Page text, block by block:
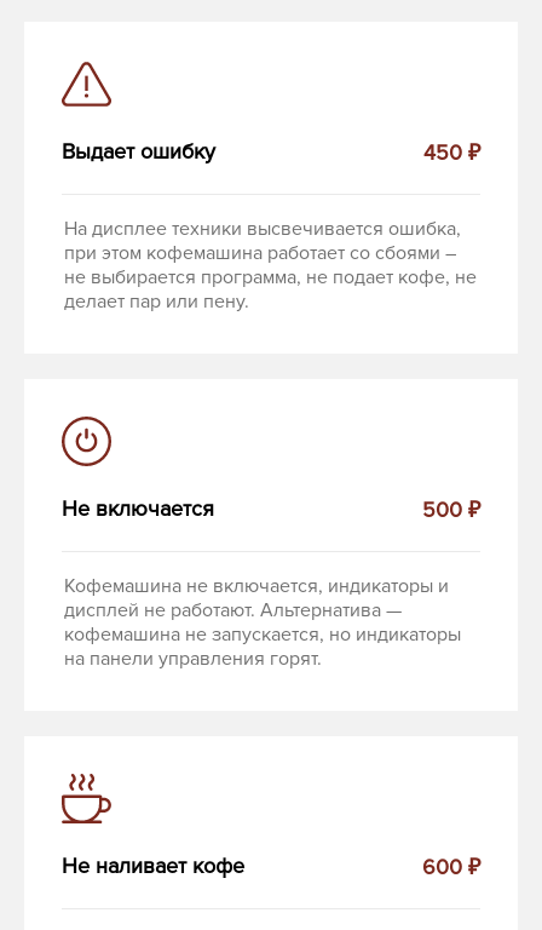
Выдает ошибку 450 ₽
На дисплее техники высвечивается ошибка,
при этом кофемашина работает со сбоями –
не выбирается программа, не подает кофе, не
делает пар или пену.
Не включается 500 ₽
Кофемашина не включается, индикаторы и
дисплей не работают. Альтернатива —
кофемашина не запускается, но индикаторы
на панели управления горят.
Не наливает кофе 600 ₽